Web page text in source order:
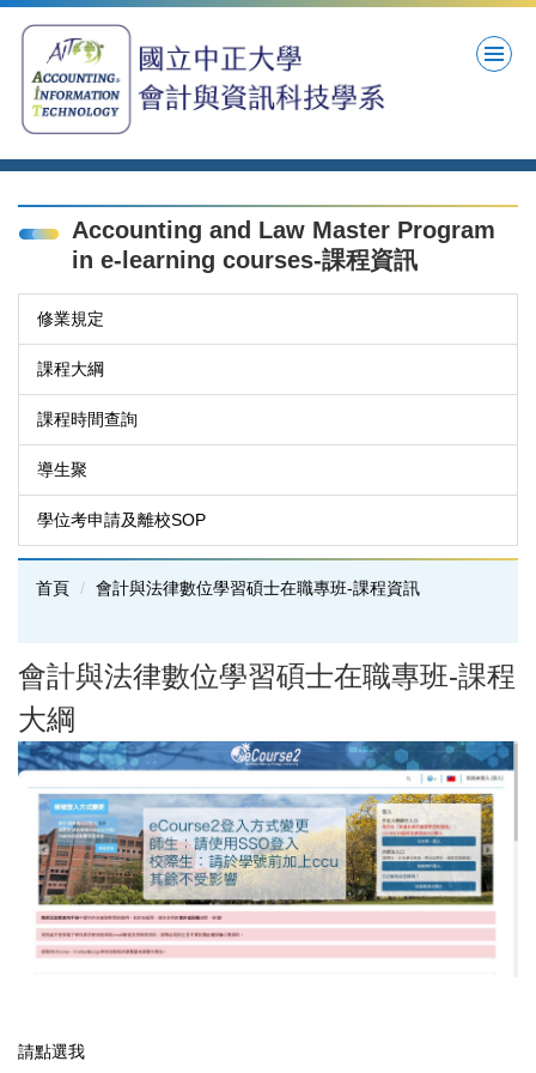
到
區
Accounting and Law Master Program
in e-learning courses-課程資訊
修業規定
課程大綱
課程時間查詢
導生聚
學位考申請及離校SOP
首頁 會計與法律數位學習碩士在職專班-課程資訊
會計與法律數位學習碩士在職專班-課程
大綱
請點選我